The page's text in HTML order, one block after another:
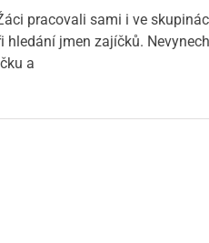
pracovali sami i ve
jmen zajíčků.
a